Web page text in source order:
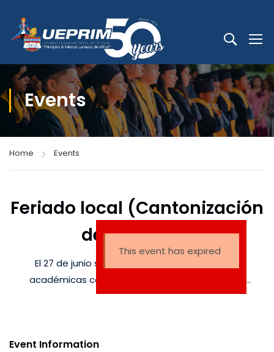
Events
Home Events
Feriado local (Cantonización
de Machala)
El 27 de junio se suspenderán las actividades
académicas con motivo del feriado local por la
Cantonización de Machala, en conmemoración de esta
This event has expired
Event Information